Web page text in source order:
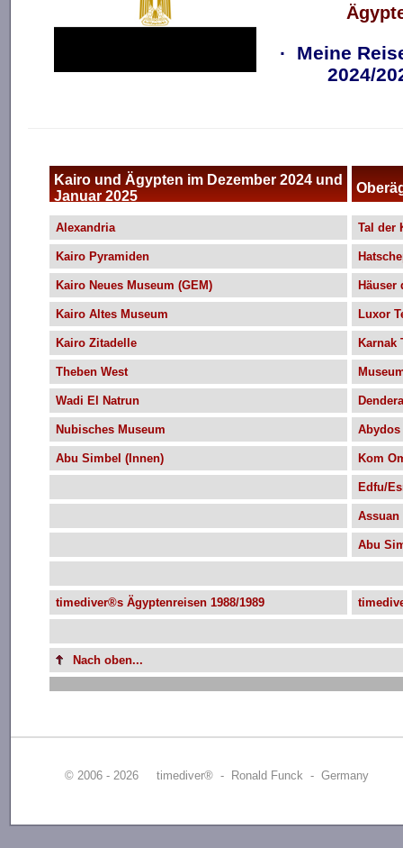
· Meine
2024/
Kairo und Ägypten im Dezember 2024 und
Januar 2025
Alexandria Tal der
Kairo Pyramiden
Kairo Neues Museum (GEM) Häuser
Kairo Altes Museum Luxor
Kairo Zitadelle Karnak
Theben West
Wadi El Natrun Dendera
Nubisches Museum Abydos
Abu Simbel (Innen) Kom
Edfu/
Assuan
Abu
timediver®s Ägyptenreisen 1988/1989
Nach oben...
© 2006 - 2026 timediver® - Ronald Funck - Germany